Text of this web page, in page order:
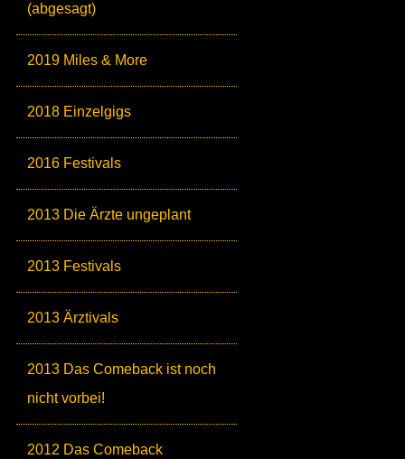
(abgesagt)
2019 Miles & More
2018 Einzelgigs
2016 Festivals
2013 Die Ärzte ungeplant
2013 Festivals
2013 Ärztivals
2013 Das Comeback ist noch
nicht vorbei!
2012 Das Comeback